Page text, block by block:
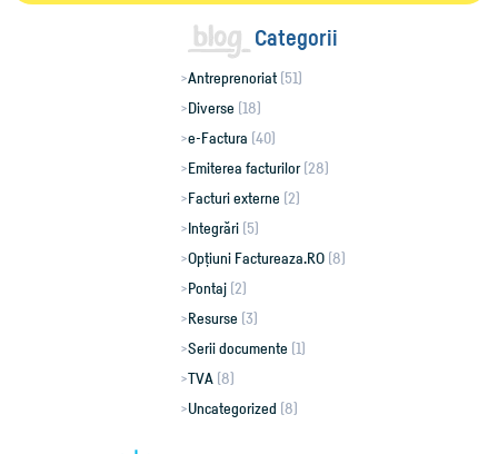
Categorii
Antreprenoriat (51)
Diverse (18)
e-Factura (40)
Emiterea facturilor(28)
Facturi externe (2)
Integrări (5)
Opțiuni Factureaza.RO (8)
Pontaj (2)
Resurse (3)
Serii documente (1)
TVA (8)
Uncategorized (8)